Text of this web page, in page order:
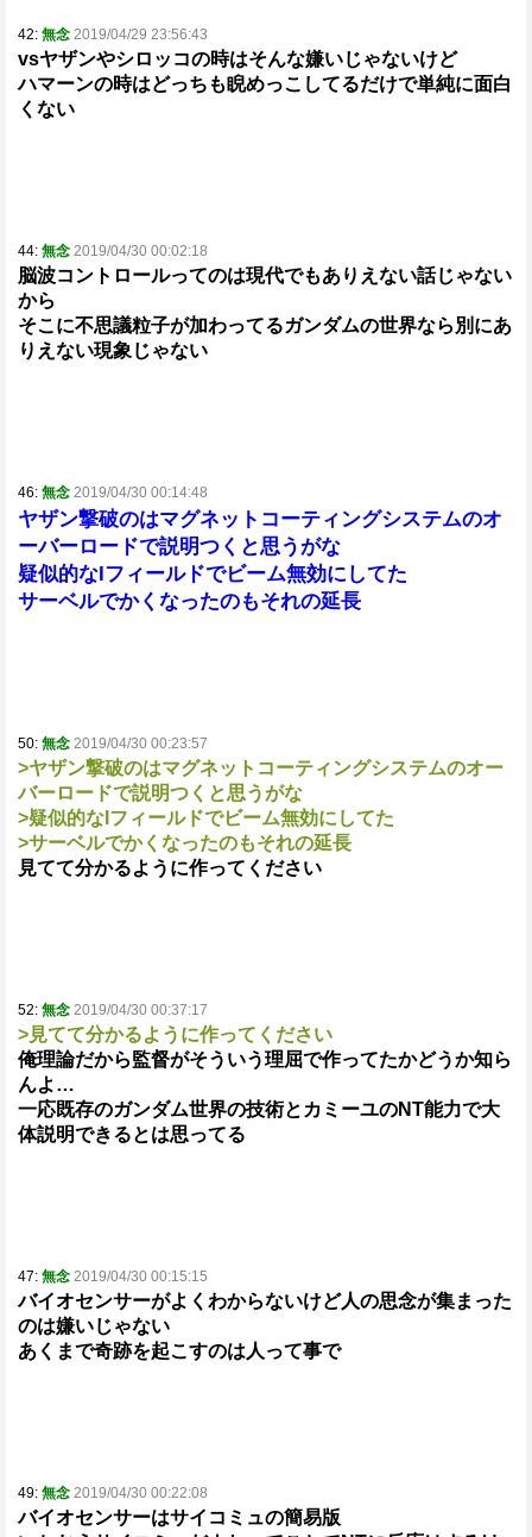
42: 無念 2019/04/29 23:56:43
vsヤザンやシロッコの時はそんな嫌いじゃないけど
ハマーンの時はどっちも睨めっこしてるだけで単純に面白
くない
44: 無念 2019/04/30 00:02:18
脳波コントロールってのは現代でもありえない話じゃない
から
そこに不思議粒子が加わってるガンダムの世界なら別にあ
りえない現象じゃない
46: 無念 2019/04/30 00:14:48
ヤザン撃破のはマグネットコーティングシステムのオ
ーバーロードで説明つくと思うがな
疑似的なIフィールドでビーム無効にしてた
サーベルでかくなったのもそれの延長
50: 無念 2019/04/30 00:23:57
>ヤザン撃破のはマグネットコーティングシステムのオー
バーロードで説明つくと思うがな
>疑似的なIフィールドでビーム無効にしてた
>サーベルでかくなったのもそれの延長
見てて分かるように作ってください
52: 無念 2019/04/30 00:37:17
>見てて分かるように作ってください
俺理論だから監督がそういう理屈で作ってたかどうか知ら
んよ…
一応既存のガンダム世界の技術とカミーユのNT能力で大
体説明できるとは思ってる
47: 無念 2019/04/30 00:15:15
バイオセンサーがよくわからないけど人の思念が集まった
のは嫌いじゃない
あくまで奇跡を起こすのは人って事で
49: 無念 2019/04/30 00:22:08
バイオセンサーはサイコミュの簡易版